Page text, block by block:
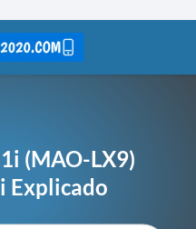
(MAO-LX9)
Explicado